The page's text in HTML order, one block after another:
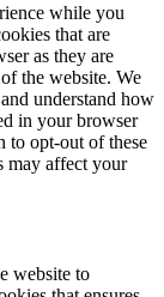
while you
that are
as they are
the website. We
understand how
in your browser
to opt-out of these
may affect your
website to